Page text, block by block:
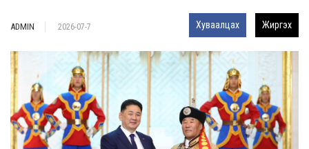
ADMIN 2026-07-7 Хуваалцах Жиргэх